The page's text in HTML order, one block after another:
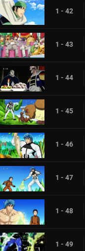
1 - 42
1 - 43
1 - 44
1 - 45
1 - 46
1 - 47
1 - 48
1 - 49